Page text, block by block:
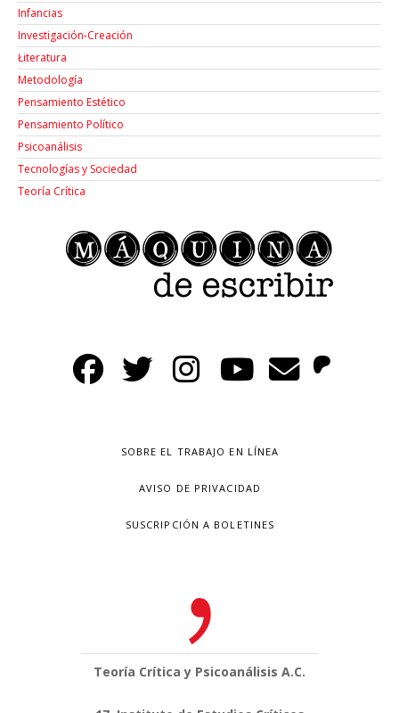
Infancias
Investigación-Creación
Łiteratura
Metodología
Pensamiento Estético
Pensamiento Político
Psicoanálisis
Tecnologías y Sociedad
Teoría Crítica
SOBRE EL TRABAJO EN LÍNEA
AVISO DE PRIVACIDAD
SUSCRIPCIÓN A BOLETINES
Teoría Crítica y Psicoanálisis A.C.